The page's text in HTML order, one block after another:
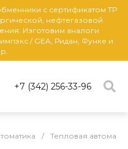
с сертификатом ТР
нефтегазовой
Изготовим аналоги
/ GEA, Ридан, Функе и
+7 (342) 256-33-96
/ Тепловая